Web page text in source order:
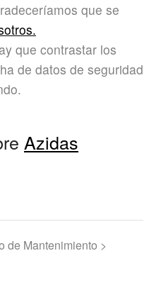
que se
que contrastar los
de datos de seguridad
Azidas
de Mantenimiento >